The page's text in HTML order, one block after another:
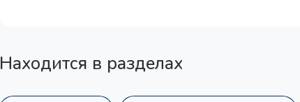
Находится в разделах